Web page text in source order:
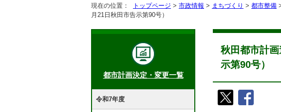
現在の位置： トップページ > 市政情報 > まちづくり > 都市整備
月21日秋田市告示第90号）
秋田都市計
示第90号）
都市計画決定・変更一覧
令和7年度